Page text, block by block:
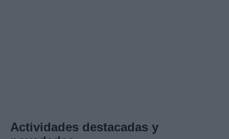
Actividades destacadas y